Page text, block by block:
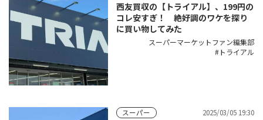
西友買収の【トライアル】、199円の
コレ安すぎ！ 絶好調のワケを探り
に買い物してみた
スーパーマーケットファン編集部
トライアル
スーパー 2025/03/05 19:30